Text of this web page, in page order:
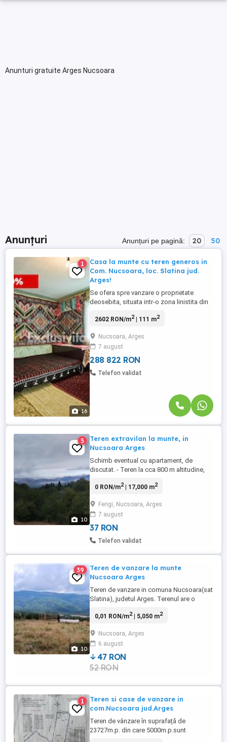
Anunturi gratuite Arges Nucsoara
Anunțuri Anunțuri pe pagină: 20 50
16
1
Casa la munte cu teren generos in
Com. Nucsoara, loc. Slatina jud.
Arges!
Se ofera spre vanzare o proprietate
deosebita, situata intr-o zona linistita din
locuinta permanenta, cat si pentru casa de
este amplasata pe un teren generos de
4213 mp (2118 mp intravilan si 2095 mp
extravilan), oferind ...
2602 RON/m2| 111 m2
Nucsoara, Arges
7 august
288 822 RON
Telefon validat
10
5
Teren extravilan la munte, in
Nucsoara Arges
Schimb eventual cu apartament, de
discutat. - Teren la cca 800 m altitudine,
1-2 km de zone cu case, stanga-dreapta,
primarie, biserica, 2 magazine universale,
oficiu postal, dispensar, scoala, sala de
activitati culturale, ...
0 RON/m2| 17,000 m2
Ferigi, Nucsoara, Arges
7 august
37 RON
Telefon validat
10
39
Teren de vanzare la munte
Nucsoara Arges
Teren de vanzare in comuna Nucsoara(sat
Slatina), judetul Arges. Terenul are o
intr-o zona linistita la marginea satului
asfaltat si energie electrica in apropiere.
Pretul este de 9 mp
0,01 RON/m2| 5,050 m2
Nucsoara, Arges
6 august
47 RON
52 RON
1
Teren si case de vanzare in
com.Nucsoara jud.Arges
Teren de vânzare în suprafață de
23727m.p. din care 5000m.p.sunt